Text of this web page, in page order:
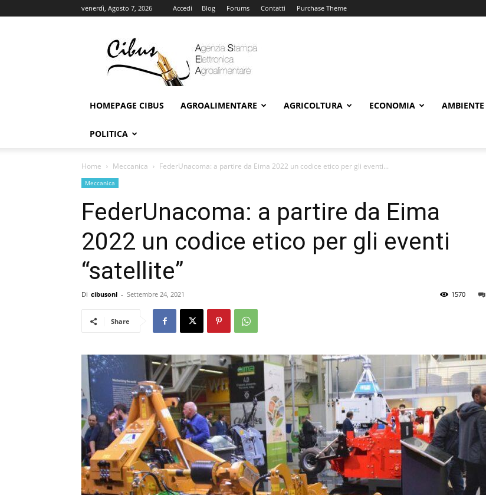
venerdì, Agosto 7, 2026 Accedi Blog Forums Contatti Purchase Theme
Online
HOMEPAGE CIBUS AGROALIMENTARE AGRICOLTURA ECONOMIA AMBIENTE
POLITICA
Home Meccanica FederUnacoma: a partire da Eima 2022 un codice etico per gli eventi...
Meccanica
FederUnacoma: a partire da Eima
2022 un codice etico per gli eventi
“satellite”
Di cibusonl - Settembre 24, 2021 1570
Share